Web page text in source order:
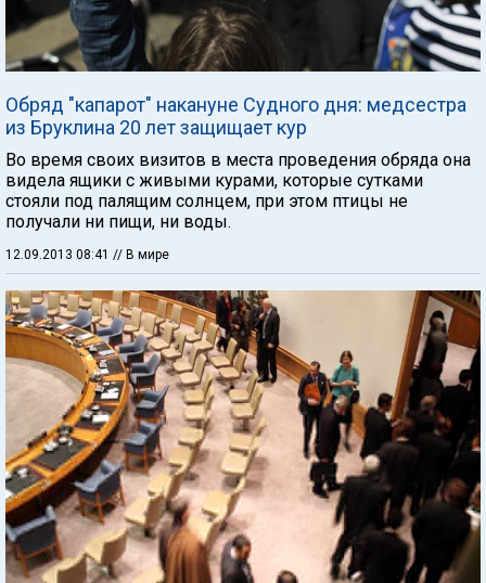
Обряд "капарот" накануне Судного дня: медсестра
из Бруклина 20 лет защищает кур
Во время своих визитов в места проведения обряда она
видела ящики с живыми курами, которые сутками
стояли под палящим солнцем, при этом птицы не
получали ни пищи, ни воды.
12.09.2013 08:41 // В мире